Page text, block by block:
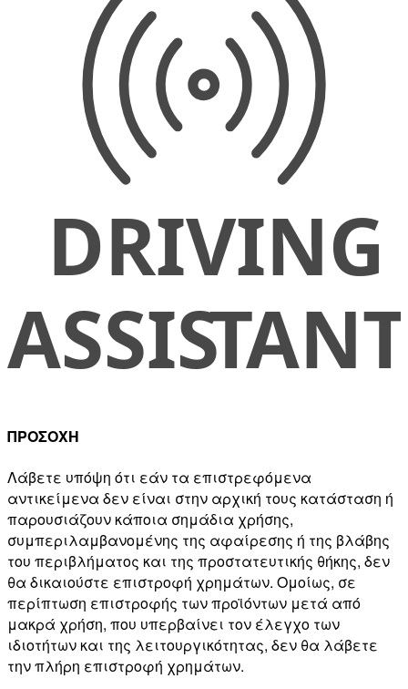
ΠΡΟΣΟΧΗ
Λάβετε υπόψη ότι εάν τα επιστρεφόμενα
αντικείμενα δεν είναι στην αρχική τους κατάσταση ή
παρουσιάζουν κάποια σημάδια χρήσης,
συμπεριλαμβανομένης της αφαίρεσης ή της βλάβης
του περιβλήματος και της προστατευτικής θήκης, δεν
θα δικαιούστε επιστροφή χρημάτων. Ομοίως, σε
περίπτωση επιστροφής των προϊόντων μετά από
μακρά χρήση, που υπερβαίνει τον έλεγχο των
ιδιοτήτων και της λειτουργικότητας, δεν θα λάβετε
την πλήρη επιστροφή χρημάτων.